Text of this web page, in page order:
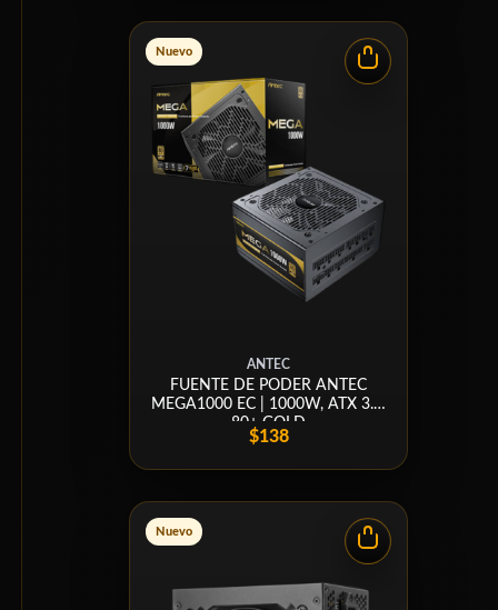
Nuevo
ANTEC
FUENTE DE PODER ANTEC
MEGA1000 EC | 1000W, ATX 3.1,
80+ GOLD
$138
Nuevo